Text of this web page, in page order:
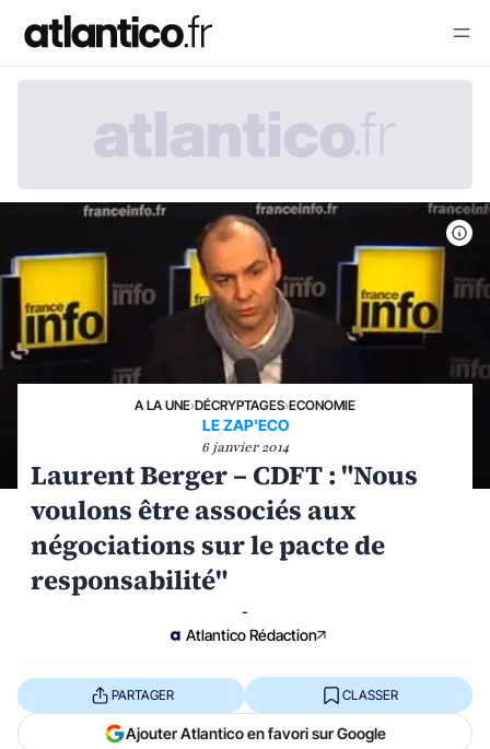
A LA UNE›DÉCRYPTAGES›ECONOMIE
LE ZAP'ECO
6 janvier 2014
Laurent Berger – CDFT : "Nous
voulons être associés aux
négociations sur le pacte de
responsabilité"
-
Atlantico Rédaction
PARTAGER CLASSER
Ajouter Atlantico en favori sur Google